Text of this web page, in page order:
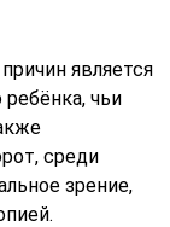
является
чьи
среди
зрение,